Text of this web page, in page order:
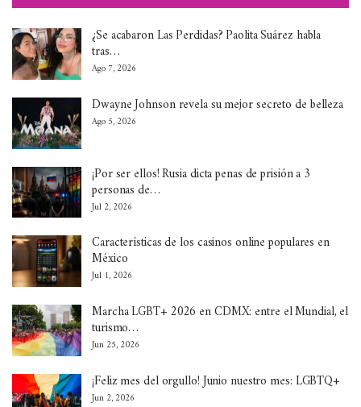
¿Se acabaron Las Perdidas? Paolita Suárez habla
tras…
Ago 7, 2026
Dwayne Johnson revela su mejor secreto de belleza
Ago 5, 2026
¡Por ser ellos! Rusia dicta penas de prisión a 3
personas de…
Jul 2, 2026
Características de los casinos online populares en
México
Jul 1, 2026
Marcha LGBT+ 2026 en CDMX: entre el Mundial, el
turismo…
Jun 25, 2026
¡Feliz mes del orgullo! Junio nuestro mes: LGBTQ+
Jun 2, 2026